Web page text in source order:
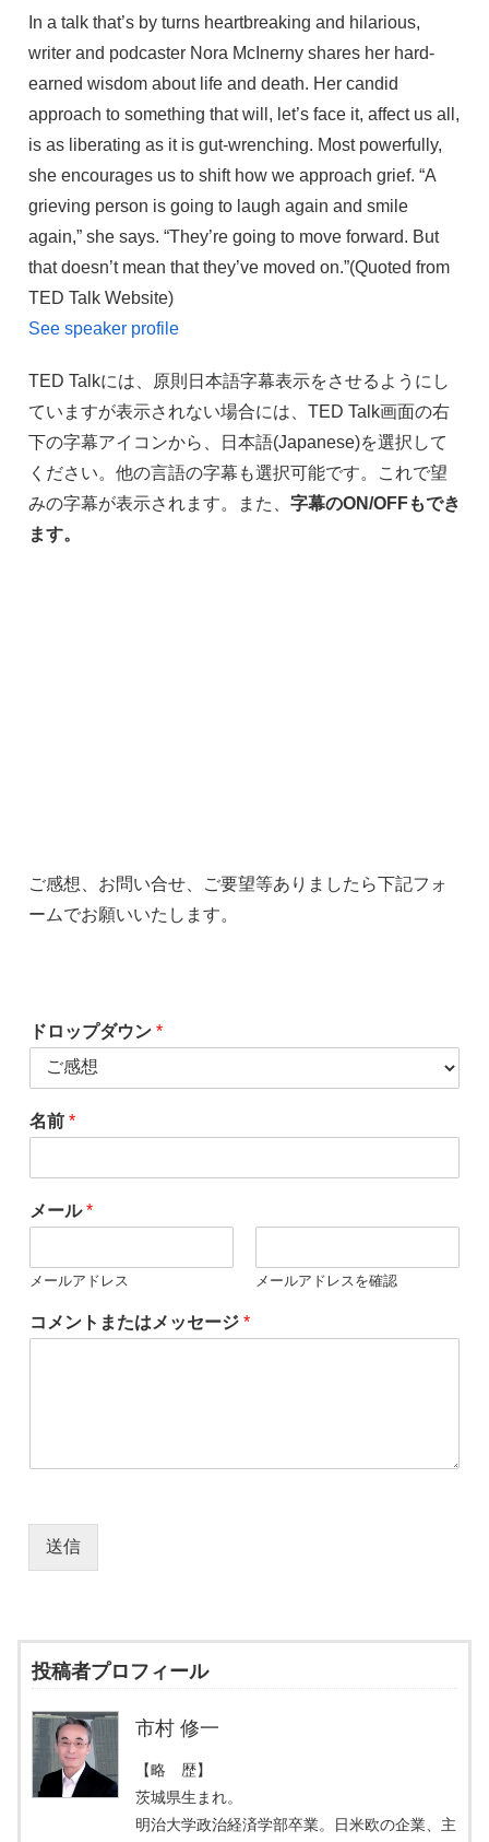
In a talk that’s by turns heartbreaking and hilarious,
writer and podcaster Nora McInerny shares her hard-
earned wisdom about life and death. Her candid
approach to something that will, let’s face it, affect us all,
is as liberating as it is gut-wrenching. Most powerfully,
she encourages us to shift how we approach grief. “A
grieving person is going to laugh again and smile
again,” she says. “They’re going to move forward. But
that doesn’t mean that they’ve moved on.”(Quoted from
TED Talk Website)
See speaker profile
TED Talkには、原則日本語字幕表示をさせるようにし
ていますが表示されない場合には、TED Talk画面の右
下の字幕アイコンから、日本語(Japanese)を選択して
ください。他の言語の字幕も選択可能です。これで望
みの字幕が表示されます。また、 字幕のON/OFFもでき
ます。
ご感想、お問い合せ、ご要望等ありましたら下記フォ
ームでお願いいたします。
ドロップダウン *
名前 *
メール*
メールアドレス メールアドレスを確認
コメントまたはメッセージ *
送信
投稿者プロフィール
市村 修一
【略 歴】
茨城県生まれ。
明治大学政治経済学部卒業。日米欧の企業、主